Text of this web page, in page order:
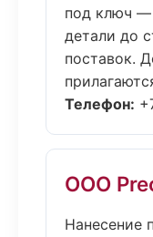
под ключ —
детали до
поставок.
Телефон:
ООО
Нанесение